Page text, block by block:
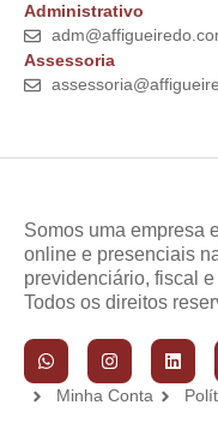
Administrativo
Assessoria
Somos uma empresa
online e presenciais
previdenciário, fiscal
Todos os direitos
Minha Conta